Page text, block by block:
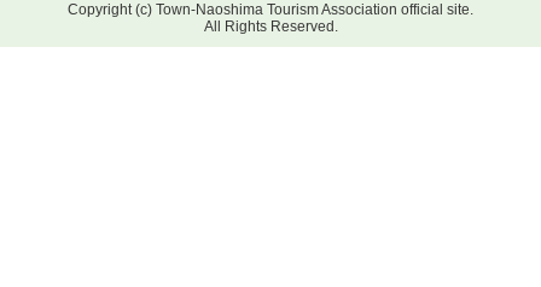
Copyright (c) Town-Naoshima Tourism Association official site.
All Rights Reserved.